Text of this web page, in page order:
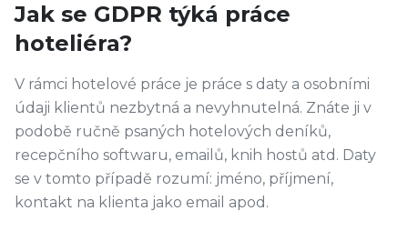
Jak se GDPR týká práce
hoteliéra?
V rámci hotelové práce je práce s daty a osobními
údaji klientů nezbytná a nevyhnutelná. Znáte ji v
podobě ručně psaných hotelových deníků,
recepčního softwaru, emailů, knih hostů atd. Daty
se v tomto případě rozumí: jméno, příjmení,
kontakt na klienta jako email apod.